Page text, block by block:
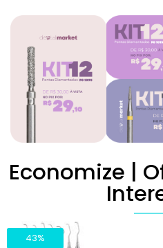
Economize |
43%